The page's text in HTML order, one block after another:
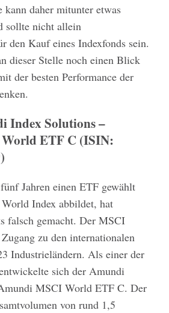
kann daher mitunter etwas
sollte nicht allein
den Kauf eines Indexfonds sein.
dieser Stelle noch einen Blick
der besten Performance der
Index Solutions –
ETF C (ISIN:
Jahren einen ETF gewählt
Index abbildet, hat
falsch gemacht. Der MSCI
zu den internationalen
Industrieländern. Als einer der
sich der Amundi
MSCI World ETF C. Der
von rund 1,5